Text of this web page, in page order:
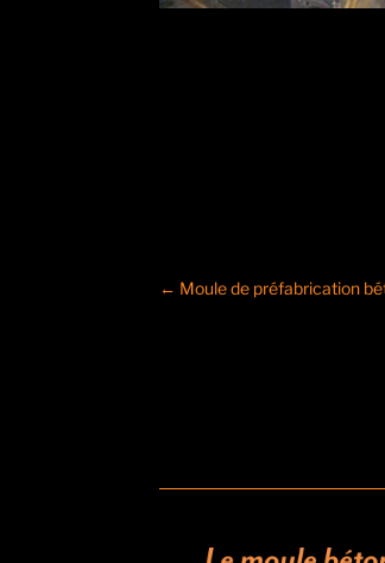
← Moule de préfabrication